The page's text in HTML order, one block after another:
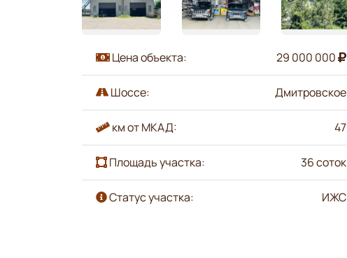
Цена объекта: 29 000 000
Шоссе: Дмитровское
км от МКАД: 47
Площадь участка: 36 соток
Статус участка: ИЖС